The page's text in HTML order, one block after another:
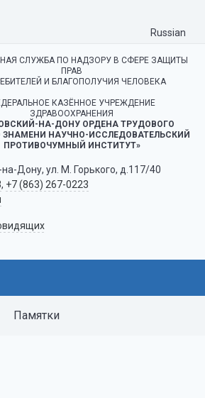
Russian
СЛУЖБА ПО НАДЗОРУ В СФЕРЕ ЗАЩИТЫ
ПРАВ
И БЛАГОПОЛУЧИЯ ЧЕЛОВЕКА
КАЗЁННОЕ УЧРЕЖДЕНИЕ
ЗДРАВООХРАНЕНИЯ
НА-ДОНУ ОРДЕНА ТРУДОВОГО
ЗНАМЕНИ НАУЧНО-ИССЛЕДОВАТЕЛЬСКИЙ
ПРОТИВОЧУМНЫЙ ИНСТИТУТ»
на-Дону, ул. М. Горького, д.117/40
, +7 (863) 267-0223
Памятки